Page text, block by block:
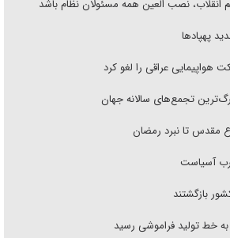
انقلاب، نصب العین همه مسئولان نظام باشد
پهپاد‌ها
هواپیمایی عراقی را لغو کرد
تجمع‌های سالانه جهان
مقدس تا نبرد رمضان
آسیاست
به خط تولید فراموشی رسید